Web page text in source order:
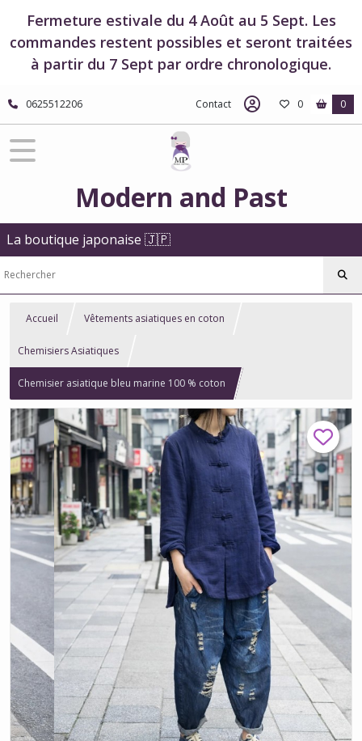
Fermeture estivale du 4 Août au 5 Sept. Les
commandes restent possibles et seront traitées
à partir du 7 Sept par ordre chronologique.
0625512206 Contact 0 0
Modern and Past
La boutique japonaise 🇯🇵
Accueil Vêtements asiatiques en coton
Chemisiers Asiatiques
Chemisier asiatique bleu marine 100 % coton